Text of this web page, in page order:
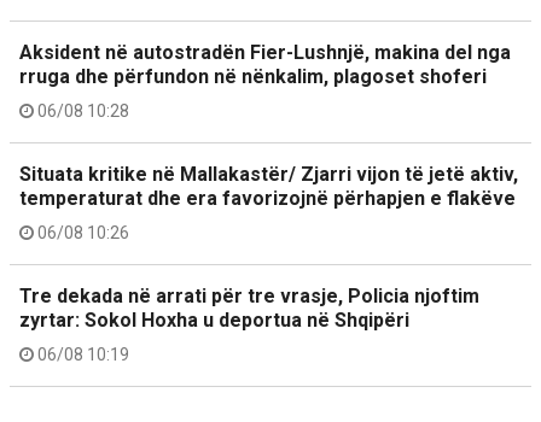
Aksident në autostradën Fier-Lushnjë, makina del nga
rruga dhe përfundon në nënkalim, plagoset shoferi
06/08 10:28
Situata kritike në Mallakastër/ Zjarri vijon të jetë aktiv,
temperaturat dhe era favorizojnë përhapjen e flakëve
06/08 10:26
Tre dekada në arrati për tre vrasje, Policia njoftim
zyrtar: Sokol Hoxha u deportua në Shqipëri
06/08 10:19